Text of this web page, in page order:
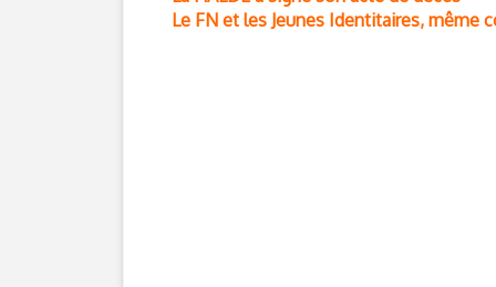
Le FN et les Jeunes Identitaires, même